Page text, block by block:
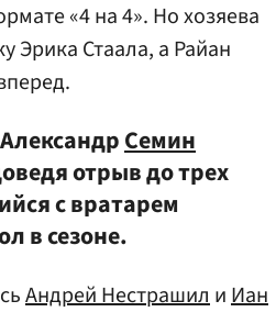
«4 на 4». Но хозяева
Эрика Стаала, а Райан
Семин
отрыв до трех
с вратарем
в сезоне.
Андрей НестрашилиИан